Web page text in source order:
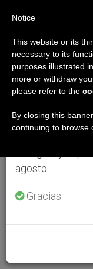
Aviso
Del 27 de
anual,
se generan
agosto.
Gracias.
Notice
This website or its
necessary to its
purposes illustrated
more or withdraw
please refer to the
By closing this
continuing to browse